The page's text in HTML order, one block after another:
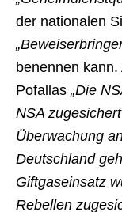
der nationalen
benennen
Pofallas „Die
NSA
Überwachung
Deutschland
Giftgaseinsatz
Rebellen